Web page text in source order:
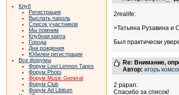
Клуб
Регистрация
Выслать пароль
Список участников
Мы помним
Клубная карта
Города
Дни рождения
Юбилеи регистрации
Все форумы
Форум Lost Lennon Tapes
Форум Photo
Форум Music General
Форум Club
Форум Ad Libitum
2realife:
>Татьяна Рузавина и
Был практически
Re: Внимание,
Автор: игорь
2 papan:
Спасибо за список!